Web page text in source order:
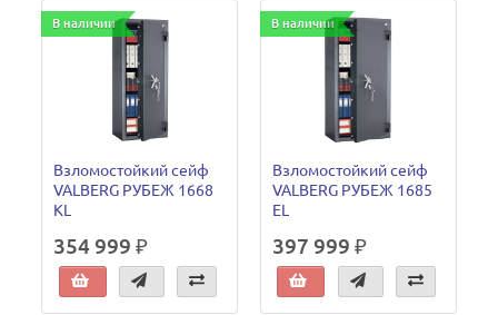
В наличии
Взломостойкий сейф
VALBERG РУБЕЖ 1668
KL
354 999 ₽
В наличии
Взломостойкий сейф
VALBERG РУБЕЖ 1685
EL
397 999 ₽